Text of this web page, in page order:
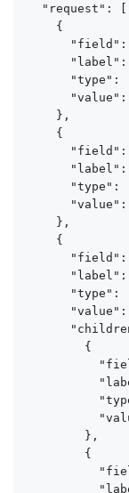
  "request": [
    {
"field":
"label":
"type":
    },
    {
"label":
"type":
    },
    {
"type":
        {
        },
        {